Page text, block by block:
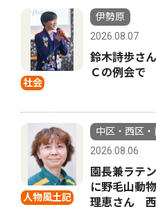
社会
伊勢原
2026.08.07
鈴木詩歩さ
Ｃの例会で
人物風土記
中区・西区
2026.08.06
園長兼ラテ
に野毛山動
理恵さん